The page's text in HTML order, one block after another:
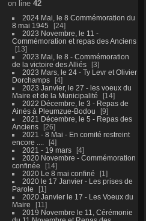
on line 42
2024 Mai, le 8 Commémoration du
8 mai 1945
24
2023 Novembre, le 11 -
Commémoration et repas des Anciens
13
2023 Mai, le 8 - Commémoration
de la victoire des Alliés
3
2023 Mars, le 24 - Ty Levr et Olivier
Dorchamps
4
2023 Janvier, le 27 - les voeux du
Maire et de la Municipalité
14
2022 Décembre, le 3 - Repas de
Ainés à Pleumzue-Bodou
9
2021 Décembre, le 5 - Repas des
Anciens
26
2021 - 8 Mai - En comité restreint
encore ....
4
2021 - 19 mars
4
2020 Novembre - Commémoration
confinée
14
2020 Le 8 mai confiné
1
2020 le 17 Janvier - Les prises de
Parole
1
2020 Janvier le 17 - Les Voeux du
Maire
11
2019 Novembre le 11, Cérémonie